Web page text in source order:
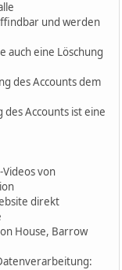
und werden
auch eine Löschung
des Accounts dem
Accounts ist eine
von
direkt
House, Barrow